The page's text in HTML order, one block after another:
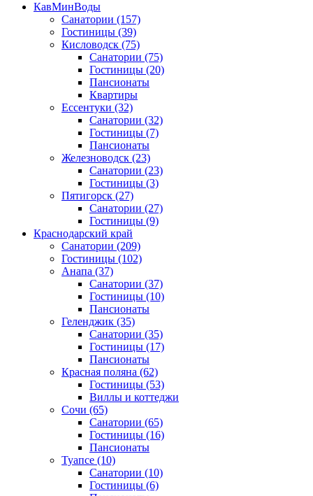
КавМинВоды
Санатории (157)
Гостиницы (39)
Кисловодск (75)
Санатории (75)
Гостиницы (20)
Пансионаты
Квартиры
Ессентуки (32)
Санатории (32)
Гостиницы (7)
Пансионаты
Железноводск (23)
Санатории (23)
Гостиницы (3)
Пятигорск (27)
Санатории (27)
Гостиницы (9)
Краснодарский край
Санатории (209)
Гостиницы (102)
Анапа (37)
Санатории (37)
Гостиницы (10)
Пансионаты
Геленджик (35)
Санатории (35)
Гостиницы (17)
Пансионаты
Красная поляна (62)
Гостиницы (53)
Виллы и коттеджи
Сочи (65)
Санатории (65)
Гостиницы (16)
Пансионаты
Туапсе (10)
Санатории (10)
Гостиницы (6)